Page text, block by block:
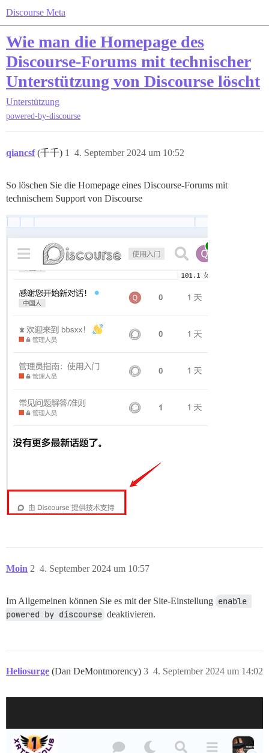
Discourse Meta
Wie man die Homepage des
Discourse-Forums mit technischer
Unterstützung von Discourse löscht
Unterstützung
powered-by-discourse
qiancsf (千千) 4. September 2024 um 10:52
1
So löschen Sie die Homepage eines Discourse-Forums mit
technischem Support von Discourse
Moin 4. September 2024 um 10:57
2
Im Allgemeinen können Sie es mit der Site-Einstellung enable
powered by discourse deaktivieren.
Heliosurge (Dan DeMontmorency) 4. September 2024 um 14:02
3